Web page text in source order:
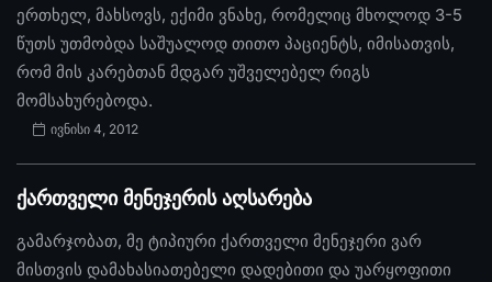
ერთხელ, მახსოვს, ექიმი ვნახე, რომელიც მხოლოდ 3-5
წუთს უთმობდა საშუალოდ თითო პაციენტს, იმისათვის,
რომ მის კარებთან მდგარ უშველებელ რიგს
მომსახურებოდა.
ივნისი 4, 2012
ქართველი მენეჯერის აღსარება
გამარჯობათ, მე ტიპიური ქართველი მენეჯერი ვარ
მისთვის დამახასიათებელი დადებითი და უარყოფითი